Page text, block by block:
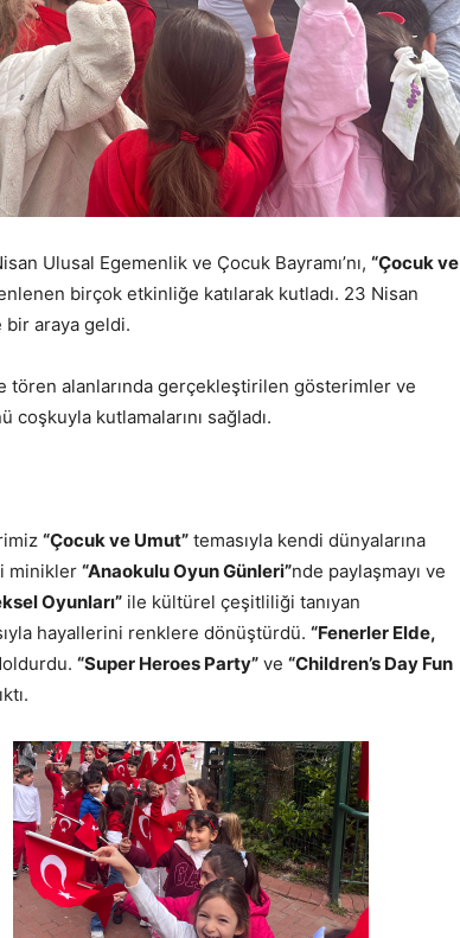
Ulusal Egemenlik ve Çocuk Bayramı’nı, “Çocuk ve
birçok etkinliğe katılarak kutladı. 23 Nisan
araya geldi.
tören alanlarında gerçekleştirilen gösterimler ve
coşkuyla kutlamalarını sağladı.
“Çocuk ve Umut” temasıyla kendi dünyalarına
minikler “Anaokulu Oyun Günleri”nde paylaşmayı ve
Oyunları” ile kültürel çeşitliliği tanıyan
hayallerini renklere dönüştürdü. “Fenerler Elde,
“Super Heroes Party” ve “Children’s Day Fun